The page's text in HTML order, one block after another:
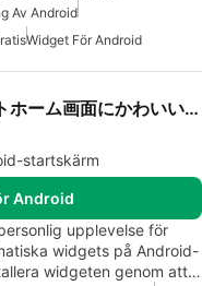
Av Android
Widget För Android
検索にゃんこウィジェットホーム画面にかわいいく設置
startskärm
Android
upplevelse för
widgets på Android-
widgeten genom att…